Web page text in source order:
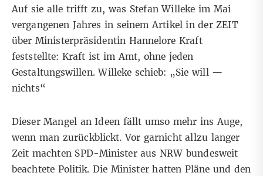
Auf sie alle trifft zu, was Stefan Willeke im Mai
vergangenen Jahres in seinem Artikel in der ZEIT
über Ministerpräsidentin Hannelore Kraft
feststellte: Kraft ist im Amt, ohne jeden
Gestaltungswillen. Willeke schieb: „Sie will —
nichts“
Dieser Mangel an Ideen fällt umso mehr ins Auge,
wenn man zurückblickt. Vor garnicht allzu langer
Zeit machten SPD-Minister aus NRW bundesweit
beachtete Politik. Die Minister hatten Pläne und den